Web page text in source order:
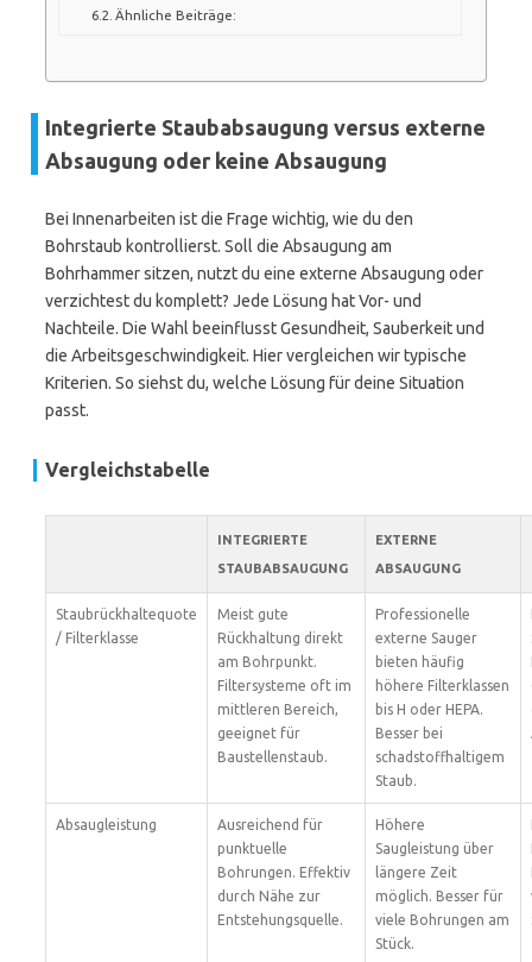
Ähnliche Beiträge:
Integrierte Staubabsaugung versus externe
Absaugung oder keine Absaugung
Bei Innenarbeiten ist die Frage wichtig, wie du den
Bohrstaub kontrollierst. Soll die Absaugung am
Bohrhammer sitzen, nutzt du eine externe Absaugung oder
verzichtest du komplett? Jede Lösung hat Vor- und
Nachteile. Die Wahl beeinflusst Gesundheit, Sauberkeit und
die Arbeitsgeschwindigkeit. Hier vergleichen wir typische
Kriterien. So siehst du, welche Lösung für deine Situation
passt.
Vergleichstabelle
INTEGRIERTE
STAUBABSAUGUNG
EXTERNE
ABSAUGUNG
Staubrückhaltequote
/ Filterklasse
Meist gute
Rückhaltung direkt
am Bohrpunkt.
Filtersysteme oft im
mittleren Bereich,
geeignet für
Baustellenstaub.
Professionelle
externe Sauger
bieten häufig
höhere Filterklassen
bis H oder HEPA.
Besser bei
schadstoffhaltigem
Staub.
Absaugleistung
Ausreichend für
punktuelle
Bohrungen. Effektiv
durch Nähe zur
Entstehungsquelle.
Höhere
Saugleistung über
längere Zeit
möglich. Besser für
viele Bohrungen am
Stück.